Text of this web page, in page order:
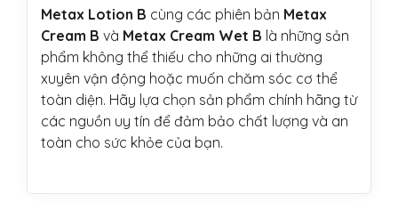
Metax Lotion B cùng các phiên bản Metax
Cream B và Metax Cream Wet B là những sản
phẩm không thể thiếu cho những ai thường
xuyên vận động hoặc muốn chăm sóc cơ thể
toàn diện. Hãy lựa chọn sản phẩm chính hãng từ
các nguồn uy tín để đảm bảo chất lượng và an
toàn cho sức khỏe của bạn.